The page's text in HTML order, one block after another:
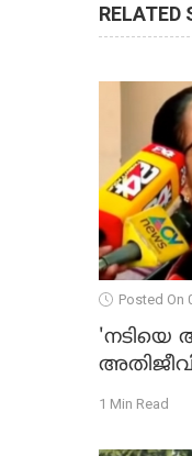
RELATED
Posted On
'നടിയെ
1 Min Read